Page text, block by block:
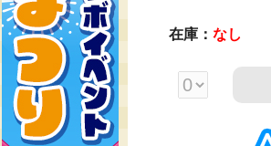
在庫： なし